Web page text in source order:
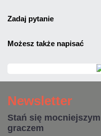
zadaj pytanie
możesz także napisać
Newsletter
Stań się mocniejszym
graczem